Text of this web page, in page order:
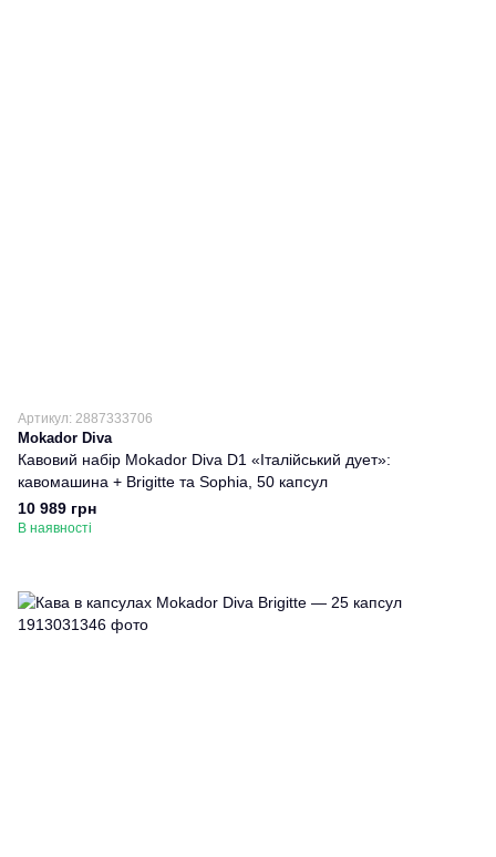
Артикул: 2887333706
Mokador Diva
Кавовий набір Mokador Diva D1 «Італійський дует»:
кавомашина + Brigitte та Sophia, 50 капсул
10 989 грн
В наявності